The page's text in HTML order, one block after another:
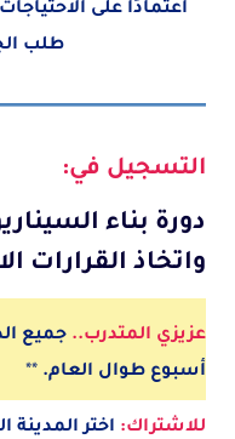
اعتمادًا على
طلب
التسجيل في:
دورة بناء
واتخاذ القرارات
عزيزي المتدرب.. جميع
أسبوع طوال العام. **
للاشتراك: اختر المدينة